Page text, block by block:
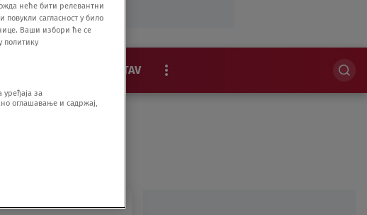
STAV
EKSKLUZIVNO
неће бити релевантни
сагласност у било
Ваши избори ће се
политику
за
оглашавање и садржај,